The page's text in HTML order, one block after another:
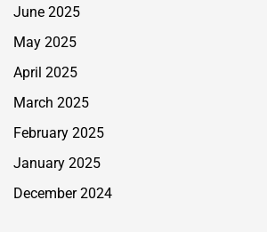
June 2025
May 2025
April 2025
March 2025
February 2025
January 2025
December 2024